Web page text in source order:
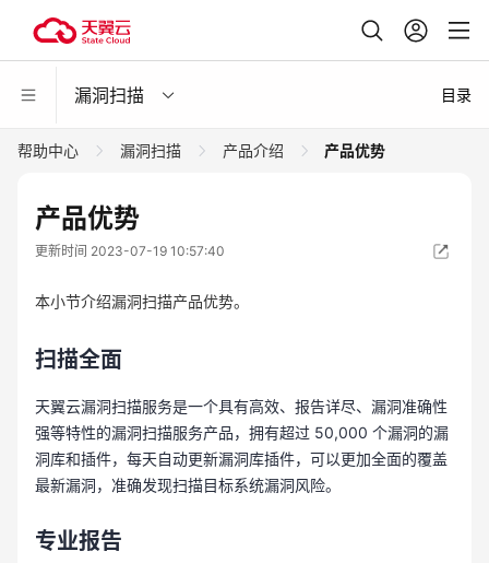
漏洞扫描 目录
帮助中心 漏洞扫描 产品介绍 产品优势
产品优势
更新时间 2023-07-19 10:57:40
本小节介绍漏洞扫描产品优势。
扫描全面
天翼云漏洞扫描服务是一个具有高效、报告详尽、漏洞准确性
强等特性的漏洞扫描服务产品，拥有超过 50,000 个漏洞的漏
洞库和插件，每天自动更新漏洞库插件，可以更加全面的覆盖
最新漏洞，准确发现扫描目标系统漏洞风险。
专业报告